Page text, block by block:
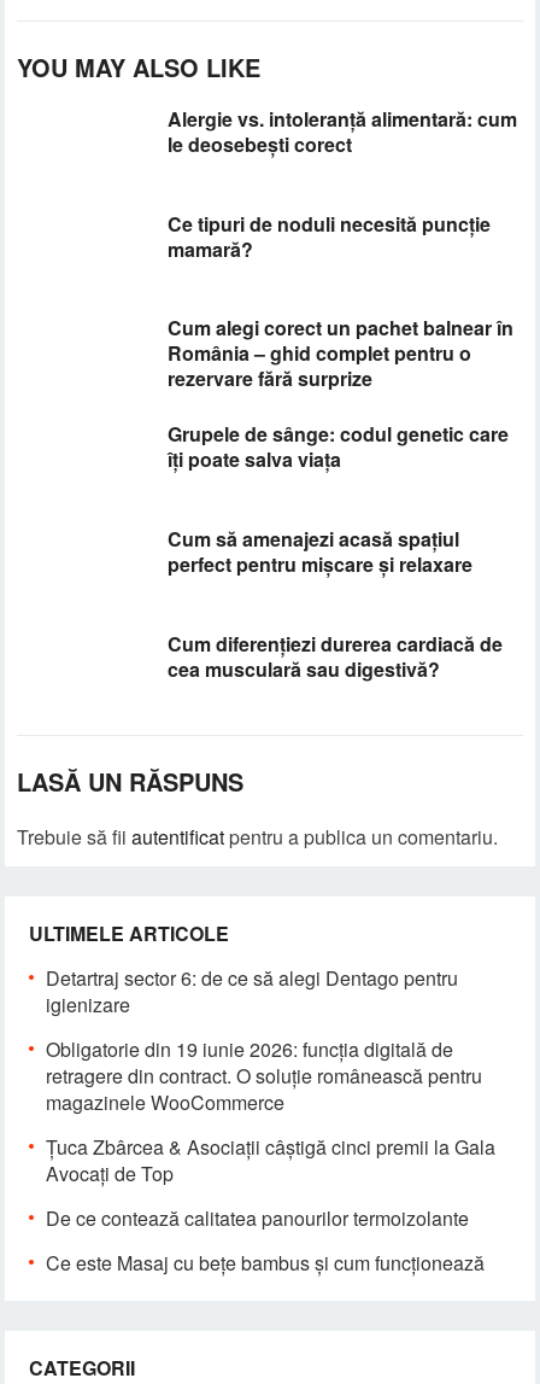
YOU MAY ALSO LIKE
Alergie vs. intoleranță alimentară: cum
le deosebești corect
Ce tipuri de noduli necesită puncție
mamară?
Cum alegi corect un pachet balnear în
România – ghid complet pentru o
rezervare fără surprize
Grupele de sânge: codul genetic care
îți poate salva viața
Cum să amenajezi acasă spațiul
perfect pentru mișcare și relaxare
Cum diferențiezi durerea cardiacă de
cea musculară sau digestivă?
LASĂ UN RĂSPUNS
Trebuie să fiiautentificat pentru a publica un comentariu.
ULTIMELE ARTICOLE
Detartraj sector 6: de ce să alegi Dentago pentru
igienizare
Obligatorie din 19 iunie 2026: funcția digitală de
retragere din contract. O soluție românească pentru
magazinele WooCommerce
Țuca Zbârcea & Asociații câștigă cinci premii la Gala
Avocați de Top
De ce contează calitatea panourilor termoizolante
Ce este Masaj cu bețe bambus și cum funcționează
CATEGORII